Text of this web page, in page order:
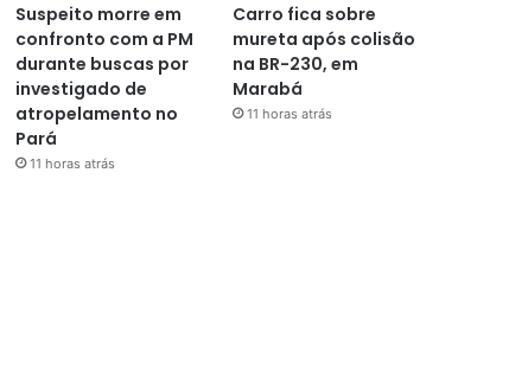
Suspeito morre em
confronto com a PM
durante buscas por
investigado de
atropelamento no
Pará
11 horas atrás
Carro fica sobre
mureta após colisão
na BR-230, em
Marabá
11 horas atrás